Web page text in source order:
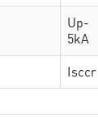
Up-
5kA
Isccr